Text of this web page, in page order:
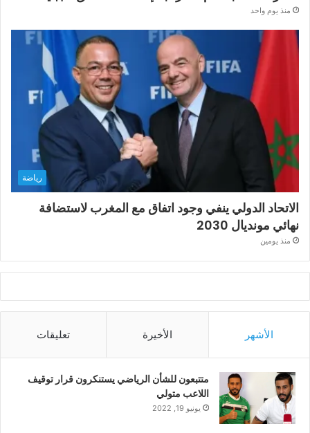
منذ يوم واحد
رياضة
الاتحاد الدولي ينفي وجود اتفاق مع المغرب لاستضافة
نهائي مونديال 2030
منذ يومين
الأشهر الأخيرة تعليقات
متتبعون للشأن الرياضي يستنكرون قرار توقيف
اللاعب متولي
يونيو 19, 2022